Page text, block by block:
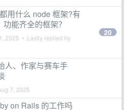
用什么 node 框架?有
能齐全的框架？
2025 • Lastly replied by
20
人、作家与赛车手
7, 2025
on Rails 的工作吗